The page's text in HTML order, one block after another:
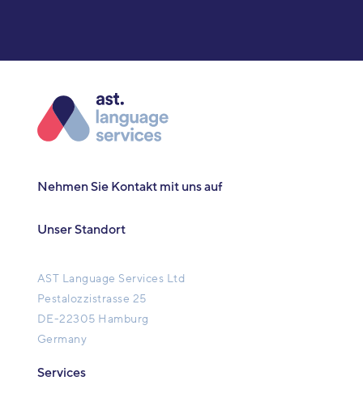
Nehmen Sie Kontakt mit uns auf
Unser Standort
AST Language Services Ltd
Pestalozzistrasse 25
DE-22305 Hamburg
Germany
Services